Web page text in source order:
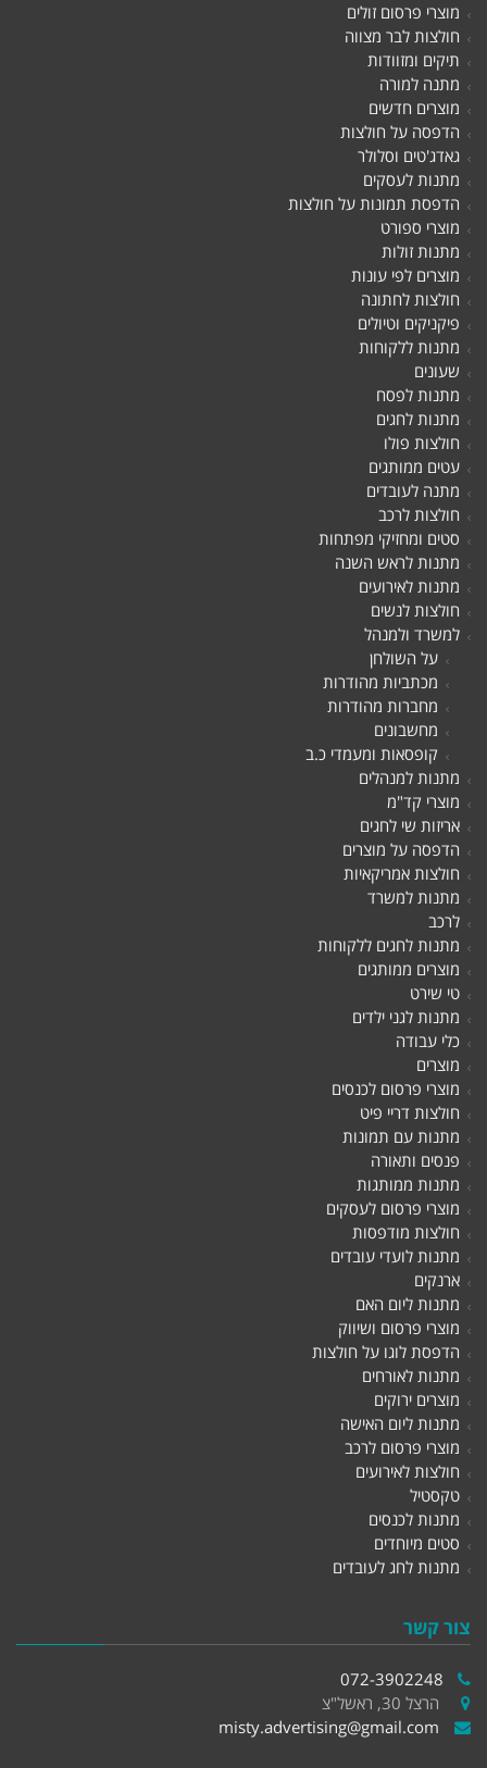
מוצרי פרסום זולים
חולצות לבר מצווה
תיקים ומזוודות
מתנה למורה
מוצרים חדשים
הדפסה על חולצות
גאדג'טים וסלולר
מתנות לעסקים
הדפסת תמונות על חולצות
מוצרי ספורט
מתנות זולות
מוצרים לפי עונות
חולצות לחתונה
פיקניקים וטיולים
מתנות ללקוחות
שעונים
מתנות לפסח
מתנות לחגים
חולצות פולו
עטים ממותגים
מתנה לעובדים
חולצות לרכב
סטים ומחזיקי מפתחות
מתנות לראש השנה
מתנות לאירועים
חולצות לנשים
למשרד ולמנהל
על השולחן
מכתביות מהודרות
מחברות מהודרות
מחשבונים
קופסאות ומעמדי כ.ב
מתנות למנהלים
מוצרי קד"מ
אריזות שי לחגים
הדפסה על מוצרים
חולצות אמריקאיות
מתנות למשרד
לרכב
מתנות לחגים ללקוחות
מוצרים ממותגים
טי שירט
מתנות לגני ילדים
כלי עבודה
מוצרים
מוצרי פרסום לכנסים
חולצות דריי פיט
מתנות עם תמונות
פנסים ותאורה
מתנות ממותגות
מוצרי פרסום לעסקים
חולצות מודפסות
מתנות לועדי עובדים
ארנקים
מתנות ליום האם
מוצרי פרסום ושיווק
הדפסת לוגו על חולצות
מתנות לאורחים
מוצרים ירוקים
מתנות ליום האישה
מוצרי פרסום לרכב
חולצות לאירועים
טקסטיל
מתנות לכנסים
סטים מיוחדים
מתנות לחג לעובדים
צור קשר
072-3902248
הרצל 30, ראשל"צ
misty.advertising@gmail.com